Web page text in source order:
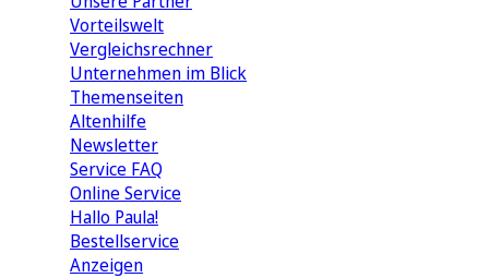
Vorteilswelt
Vergleichsrechner
Unternehmen im Blick
Themenseiten
Altenhilfe
Newsletter
Service FAQ
Online Service
Hallo Paula!
Bestellservice
Anzeigen